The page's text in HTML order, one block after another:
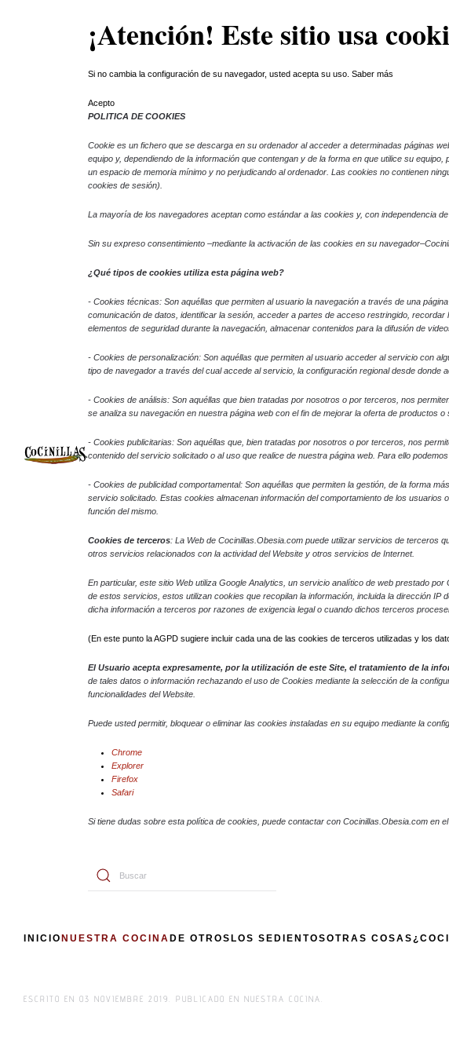
Skip to main content¡Atención! Este sitio usa
Si no cambia la configuración de su navegador, usted acepta su uso.Saber más
Acepto
POLITICA DE COOKIES
Cookiees un fichero que se descarga en su ordenador al acceder a determinadas páginas
equipo y, dependiendo de la información que contengan y de la forma en que utilice su
un espacio de memoria mínimo y no perjudicando al ordenador. Las cookies no contienen
cookies de sesión).
La mayoría de los navegadores aceptan como estándar a las cookies y, con independencia
Sin su expreso consentimiento –mediante la activación de las cookies en su
¿Qué tipos de cookies utiliza esta página web?
- Cookiestécnicas: Son aquéllas que permiten al usuario la navegación a través de una
comunicación de datos, identificar la sesión, acceder a partes de acceso restringido,
elementos de seguridad durante la navegación, almacenar contenidos para la difusión de
- Cookiesde personalización: Son aquéllas que permiten al usuario acceder al servicio con
tipo de navegador a través del cual accede al servicio, la configuración regional desde donde
- Cookies de análisis: Son aquéllas que bien tratadas por nosotros o por terceros, nos
se analiza su navegación en nuestra página web con el fin de mejorar la oferta de productos o
- Cookies publicitarias: Son aquéllas que, bien tratadas por nosotros o por terceros, nos
contenido del servicio solicitado o al uso que realice de nuestra página web. Para ello
- Cookies depublicidad comportamental: Son aquéllas que permiten la gestión, de la forma
servicio solicitado. Estas cookies almacenan información del comportamiento de los
función del mismo.
Cookies de terceros: La Web de Cocinillas.Obesia.com puede utilizar servicios de terceros
otros servicios relacionados con la actividad del Website y otros servicios de Internet.
En particular, este sitio Web utiliza Google Analytics, un servicio analítico de web prestado
de estos servicios, estos utilizan cookies que recopilan la información, incluida la dirección
dicha información a terceros por razones de exigencia legal o cuando dichos terceros
(En este punto la AGPD sugiere incluir cada una de las cookies de terceros utilizadas y los
El Usuario acepta expresamente, por la utilización de este Site, el tratamiento de la
de tales datos o información rechazando el uso de Cookies mediante la selección de la
funcionalidades del Website.
Puede usted permitir, bloquear o eliminar las cookies instaladas en su equipo mediante la
Chrome
Explorer
Firefox
Safari
Si tiene dudas sobre esta política de cookies, puede contactar con Cocinillas.Obesia.com en
INICIONUESTRA COCINA DE OTROSLOS SEDIENTOSOTRAS COSAS
ESCRITO EN 03 NOVIEMBRE 2019. PUBLICADO EN NUESTRA COCINA.